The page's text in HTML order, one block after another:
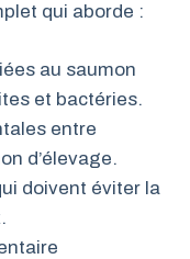
qui aborde :
au saumon
et bactéries.
entre
d’élevage.
doivent éviter la